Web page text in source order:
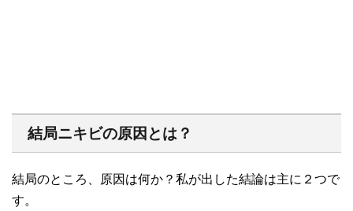
結局ニキビの原因とは？
結局のところ、原因は何か？私が出した結論は主に２つで
す。